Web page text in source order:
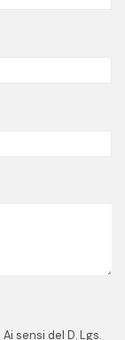
Ai sensi del D. Lgs.